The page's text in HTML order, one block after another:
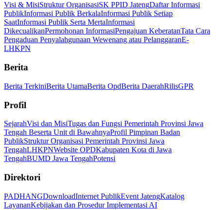
Visi & MisiStruktur OrganisasiSK PPID JatengDaftar Informasi
PublikInformasi Publik BerkalaInformasi Publik Setiap
SaatInformasi Publik Serta MertaInformasi
DikecualikanPermohonan InformasiPengajuan KeberatanTata Cara
Pengaduan Penyalahgunaan Wewenang atau PelanggaranE-
LHKPN
Berita
Berita TerkiniBerita UtamaBerita OpdBerita DaerahRilisGPR
Profil
SejarahVisi dan MisiTugas dan Fungsi Pemerintah Provinsi Jawa
Tengah Beserta Unit di BawahnyaProfil Pimpinan Badan
PublikStruktur Organisasi Pemerintah Provinsi Jawa
TengahLHKPNWebsite OPDKabupaten Kota di Jawa
TengahBUMD Jawa TengahPotensi
Direktori
PADHANGDownloadInternet PublikEvent JatengKatalog
LayananKebijakan dan Prosedur Implementasi AI